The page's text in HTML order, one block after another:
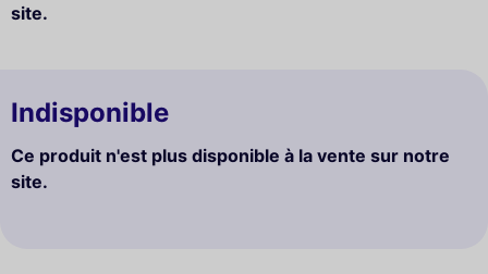
site.
Indisponible
Ce produit n'est plus disponible à la vente sur notre
site.